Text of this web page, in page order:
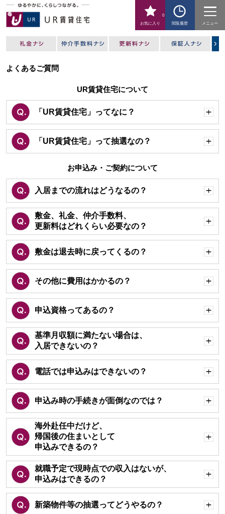
お気に入り
0
閲覧履歴
メニュー
よくあるご質問
UR賃貸住宅について
「UR賃貸住宅」ってなに？
く
「UR賃貸住宅」って抽選なの？
く
お申込み・ご契約について
入居までの流れはどうなるの？
く
敷金、礼金、仲介手数料、
更新料はどれくらい必要なの？
く
敷金は退去時に戻ってくるの？
く
その他に費用はかかるの？
く
申込資格ってあるの？
く
基準月収額に満たない場合は、
入居できないの？
く
電話では申込みはできないの？
く
申込み時の手続きが面倒なのでは？
く
海外赴任中だけど、
帰国後の住まいとして
申込みできるの？
就職予定で現時点での収入はないが、
申込みはできるの？
く
新築物件等の抽選ってどうやるの？